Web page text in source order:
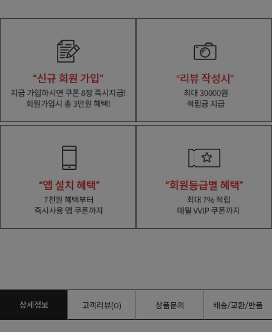
상세정보 고객리뷰(0) 상품문의 배송/교환/반품